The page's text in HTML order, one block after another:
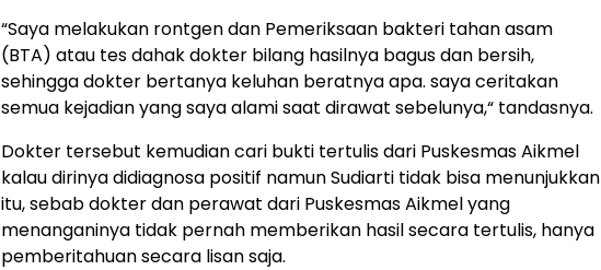
“Saya melakukan rontgen dan Pemeriksaan bakteri tahan asam
(BTA) atau tes dahak dokter bilang hasilnya bagus dan bersih,
sehingga dokter bertanya keluhan beratnya apa. saya ceritakan
semua kejadian yang saya alami saat dirawat sebelunya,“ tandasnya.
Dokter tersebut kemudian cari bukti tertulis dari Puskesmas Aikmel
kalau dirinya didiagnosa positif namun Sudiarti tidak bisa menunjukkan
itu, sebab dokter dan perawat dari Puskesmas Aikmel yang
menanganinya tidak pernah memberikan hasil secara tertulis, hanya
pemberitahuan secara lisan saja.